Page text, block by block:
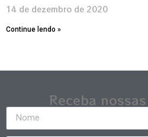
14 de dezembro de 2020
Continue lendo »
Receba